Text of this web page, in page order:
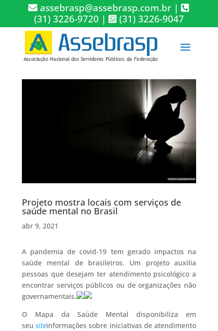
assebrasp@assebrasp.com.br |
(31) 3226-9720 | (31) 3226-9047
Projeto mostra locais com serviços de
saúde mental no Brasil
abr 9, 2021
A pandemia de covid-19 tem gerado impactos na
saúde mental de brasileiros. Um projeto auxilia
pessoas que desejam ter atendimento psicológico a
encontrar serviços públicos ou de organizações não
governamentais.
O Mapa da Saúde Mental disponibiliza em
seusiteinformações sobre iniciativas de atendimento